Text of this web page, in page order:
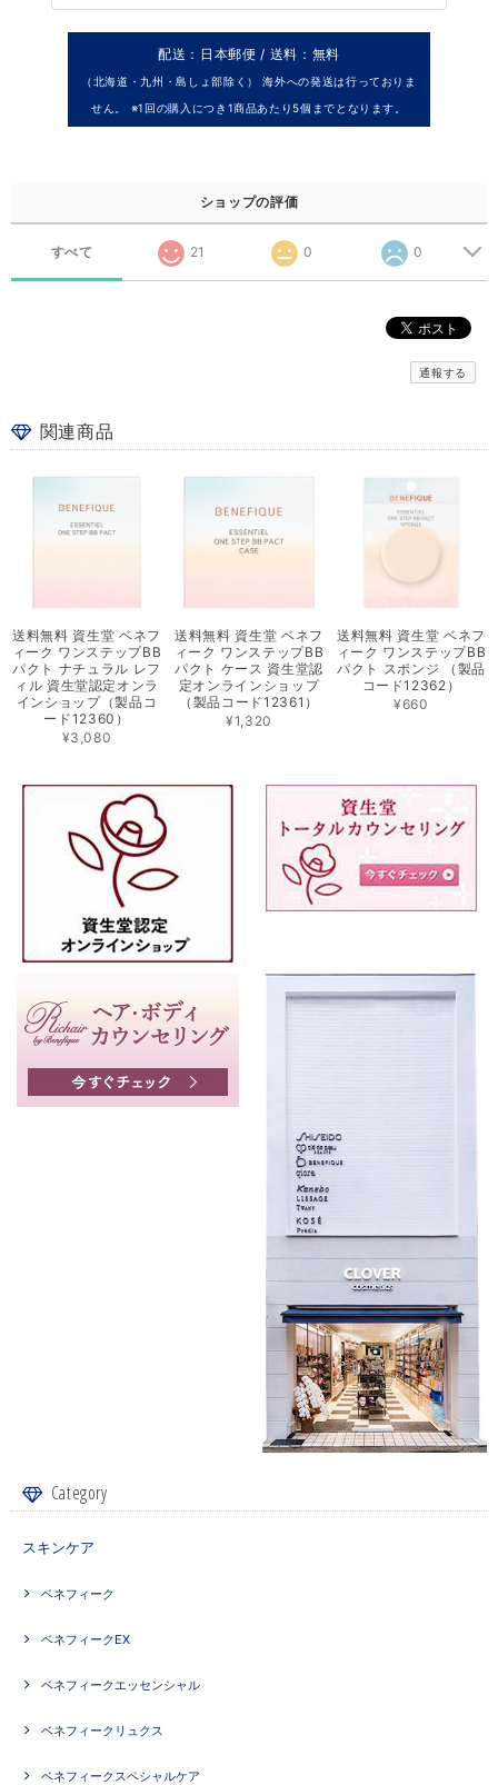
配送：日本郵便 / 送料：無料
（北海道・九州・島しょ部除く） 海外への発送は行っておりま
せん。 ※1回の購入につき1商品あたり5個までとなります。
ショップの評価
すべて 21 0 0
通報する
関連商品
送料無料 資生堂 ベネフ
ィーク ワンステップBB
パクト ナチュラル レフ
ィル 資生堂認定オンラ
インショップ（製品コ
ード12360）
¥3,080
送料無料 資生堂 ベネフ
ィーク ワンステップBB
パクト ケース 資生堂認
定オンラインショップ
（製品コード12361）
¥1,320
送料無料 資生堂 ベネフ
ィーク ワンステップBB
パクト スポンジ （製品
コード12362）
¥660
Category
スキンケア
ベネフィーク
ベネフィークEX
ベネフィークエッセンシャル
ベネフィークリュクス
ベネフィークスペシャルケア